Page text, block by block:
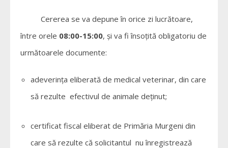
Cererea se va depune în orice zi lucrătoare,
între orele 08:00-15:00, și va fi însoțită obligatoriu de
următoarele documente:
adeverința eliberată de medical veterinar, din care
să rezulte efectivul de animale deținut;
certificat fiscal eliberat de Primăria Murgeni din
care să rezulte că solicitantul nu înregistrează